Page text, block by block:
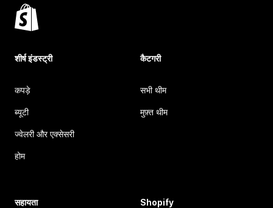
शीर्ष इंडस्ट्री
कपड़े
ब्यूटी
ज्वेलरी और एक्सेसरी
होम
कैटगरी
सभी थीम
मुफ़्त थीम
सहायता Shopify